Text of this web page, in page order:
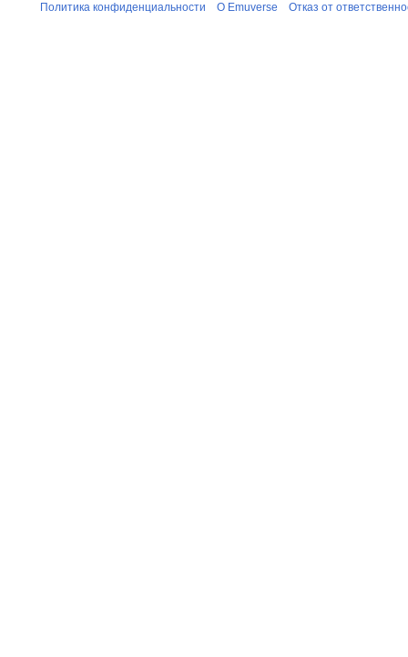
Политика конфиденциальности О Emuverse Отказ от